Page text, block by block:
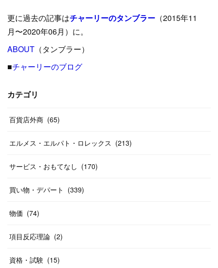
( 15
(24)
(8 )
(17
(12)
)
(12)
19)
(13
(14)
(33 )
(26)
27)
(29
(24)
(26
(31)
(31)
31
(26
(20)
(14
(46
(39)
( 23)
40
(55
(38)
(20
(31
58)
10
(24)
( 42)
(33
(46)
(20
更に過去の記事はチャーリーのタンブラー （2015年11
月〜2020年06月）に。
ABOUT （タンブラー）
■チャーリーのブログ
カテゴリ
百貨店外商 (65)
エルメス・エルパト・ロレックス (213)
サービス・おもてなし (170)
買い物・デパート (339)
物価 (74)
項目反応理論 (2)
資格・試験 (15)